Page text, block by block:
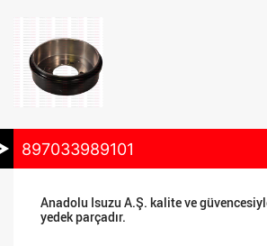
897033989101
Anadolu Isuzu A.Ş. kalite ve
yedek parçadır.